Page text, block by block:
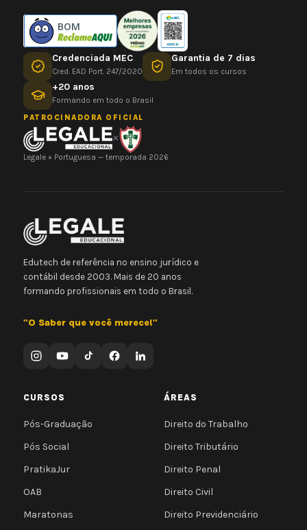
BOM
Credenciada MEC
Cred. EAD Port. 247/2020
Garantia de 7 dias
Em todos os cursos
+20 anos
Formando em todo o Brasil
PATROCINADORA OFICIAL
×
Legale × Portuguesa — temporada 2026
Edutech de referência no ensino jurídico e
contábil desde 2003. Mais de 20 anos
formando profissionais em todo o Brasil.
"O Saber que você merece!"
CURSOS
Pós-Graduação
Pós Social
PratikaJur
OAB
Maratonas
ÁREAS
Direito do Trabalho
Direito Tributário
Direito Penal
Direito Civil
Direito Previdenciário